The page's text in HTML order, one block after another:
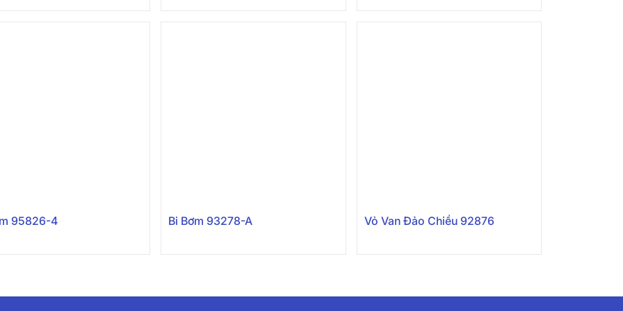
95826-4 Bi Bơm 93278-A Vỏ Van Đảo Chiều 92876